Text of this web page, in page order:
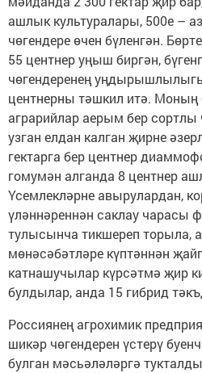
ашлык культуралары, 500е –
чөгендере өчен бүленгән.
55 центнер уңыш биргән,
чөгендеренең
центнерны тәшкил итә. Моның
аграрийлар аерым бер сортлы
узган елдан калган җирне
гектарга бер центнер
гомумән алганда 8 центнер
Үсемлекләрне авырулардан,
үләннәреннән сак­лау чарасы
тулысынча тикшереп торыла,
мөнәсәбәтләре күптәннән
катнашучылар күрсәтмә җир
булдылар, анда 15 гибрид
Россиянең агрохимик
шикәр чөгенде­рен үстерү
булган мәсьәләләргә